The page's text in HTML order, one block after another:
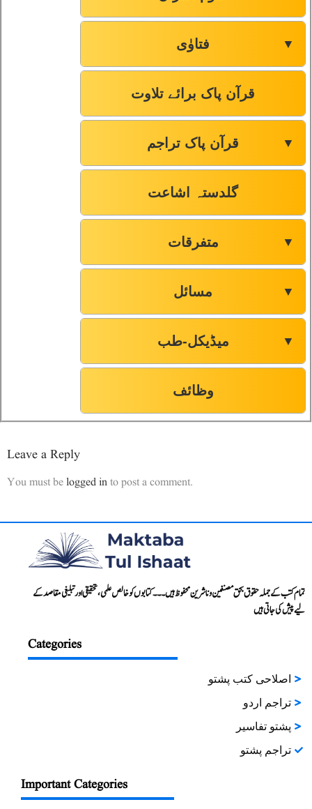
فتاوٰی ▼
قرآن پاک برائے تلاوت
قرآن پاک تراجم ▼
گلدستہ اشاعت
متفرقات ▼
مسائل ▼
میڈیکل-طب ▼
وظائف
Leave a Reply
You must belogged into post a comment.
تمام کتب کے جملہ حقوق بحق مصنفین و ناشرین محفوظ ہیں۔۔۔ کتابوں کو خالص علمی، تحقیقی اور تبلیغی مقاصد کے
لیے پیش کی جاتی ہیں
Categories
اصلاحی کتب پشتو
تراجم اردو
پشتو تفاسیر
تراجم پشتو
Important Categories